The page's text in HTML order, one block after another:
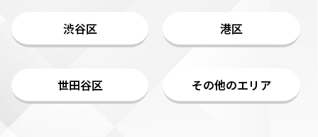
渋谷区 港区
世田谷区 その他のエリア